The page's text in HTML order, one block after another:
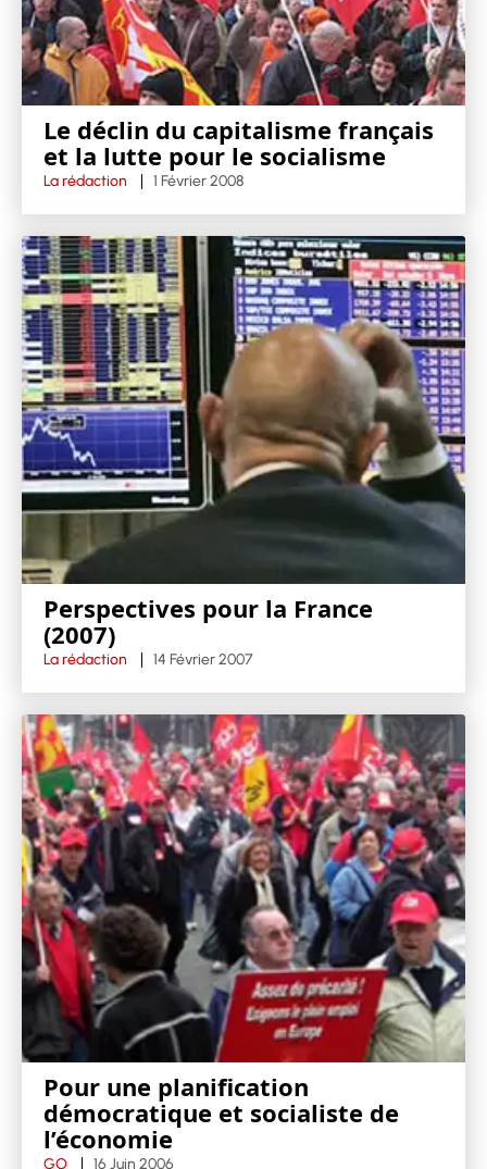
Le déclin du capitalisme français
et la lutte pour le socialisme
La rédaction 1 Février 2008
Perspectives pour la France
(2007)
La rédaction 14 Février 2007
Pour une planification
démocratique et socialiste de
l’économie
GO 16 Juin 2006